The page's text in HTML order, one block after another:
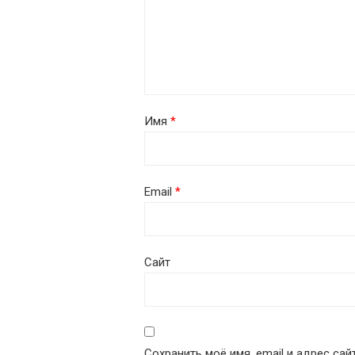
Имя *
Email *
Сайт